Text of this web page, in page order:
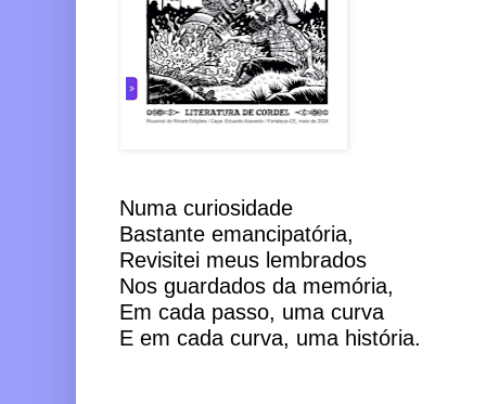
Numa curiosidade
Bastante emancipatória,
Revisitei meus lembrados
Nos guardados da memória,
Em cada passo, uma curva
E em cada curva, uma história.